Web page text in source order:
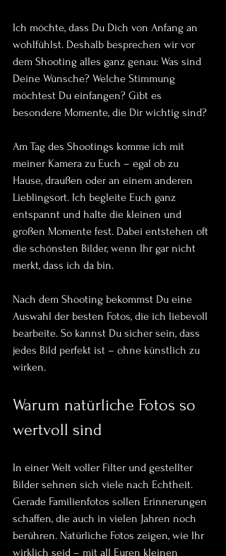
Ich möchte, dass Du Dich von Anfang an
wohlfühlst. Deshalb besprechen wir vor
dem Shooting alles ganz genau: Was sind
Deine Wünsche? Welche Stimmung
möchtest Du einfangen? Gibt es
besondere Momente, die Dir wichtig sind?
Am Tag des Shootings komme ich mit
meiner Kamera zu Euch – egal ob zu
Hause, draußen oder an einem anderen
Lieblingsort. Ich begleite Euch ganz
entspannt und halte die kleinen und
großen Momente fest. Dabei entstehen oft
die schönsten Bilder, wenn Ihr gar nicht
merkt, dass ich da bin.
Nach dem Shooting bekommst Du eine
Auswahl der besten Fotos, die ich liebevoll
bearbeite. So kannst Du sicher sein, dass
jedes Bild perfekt ist – ohne künstlich zu
wirken.
Warum natürliche Fotos so
wertvoll sind
In einer Welt voller Filter und gestellter
Bilder sehnen sich viele nach Echtheit.
Gerade Familienfotos sollen Erinnerungen
schaffen, die auch in vielen Jahren noch
berühren. Natürliche Fotos zeigen, wie Ihr
wirklich seid – mit all Euren kleinen